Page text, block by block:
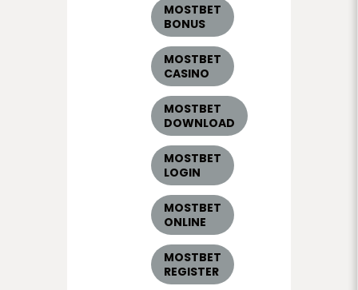
MOSTBET
BONUS
MOSTBET
CASINO
MOSTBET
DOWNLOAD
MOSTBET
LOGIN
MOSTBET
ONLINE
MOSTBET
REGISTER